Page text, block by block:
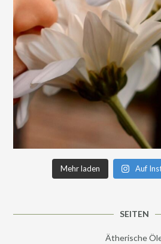
Mehr laden Auf
SEITEN
Ätherische